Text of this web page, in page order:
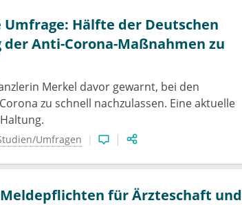
Hälfte der Deutschen
der Anti-Corona-Maßnahmen zu
Merkel davor gewarnt, bei den
zu schnell nachzulassen. Eine aktuelle
Umfragen
für Ärzteschaft und